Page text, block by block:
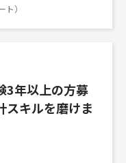
）
3年以上の方募
キルを磨けま